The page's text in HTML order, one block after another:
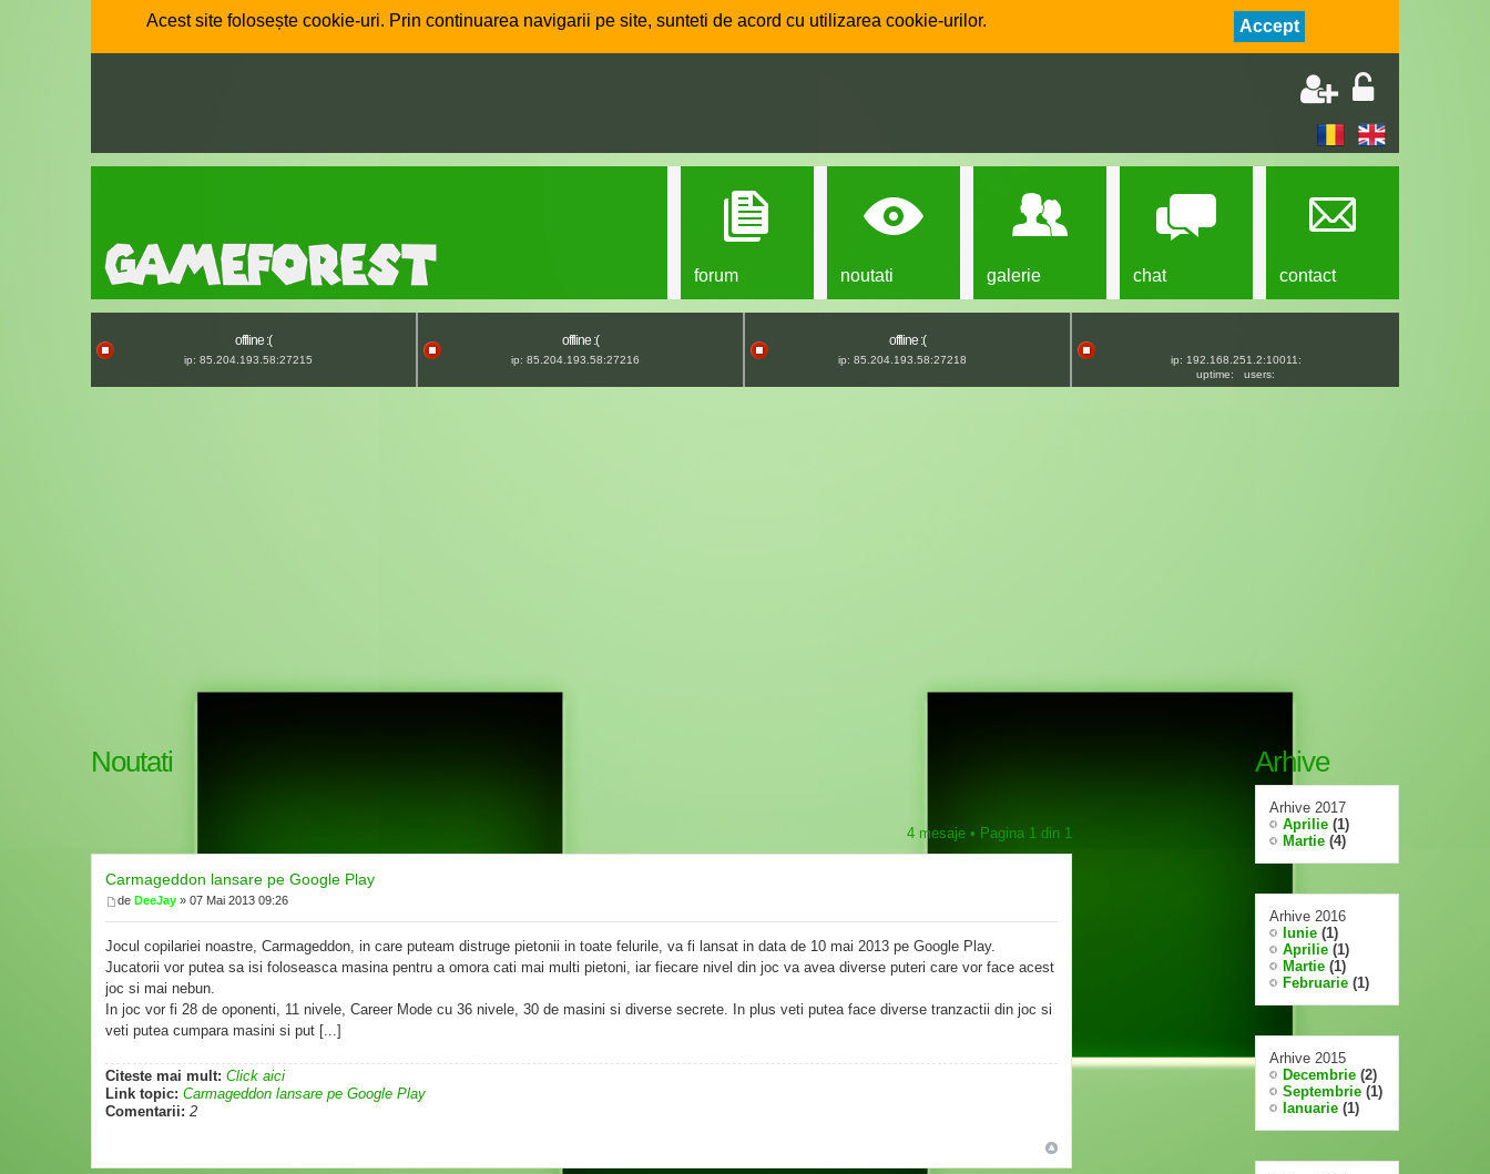
Acest site folosește cookie-uri. Prin continuarea navigarii pe site, sunteti de acord cu utilizarea cookie-urilor. Accept
forum noutati galerie chat contact
offline :(
ip: 85.204.193.58:27215
offline :(
ip: 85.204.193.58:27216
offline :(
ip: 85.204.193.58:27218
ip: 192.168.251.2:10011:
uptime:
users:
Noutati
4 mesaje • Pagina 1 din 1
Carmageddon lansare pe Google Play
de DeeJay » 07 Mai 2013 09:26
Jocul copilariei noastre, Carmageddon, in care puteam distruge pietonii in toate felurile, va fi lansat in data de 10 mai 2013 pe Google Play.
Jucatorii vor putea sa isi foloseasca masina pentru a omora cati mai multi pietoni, iar fiecare nivel din joc va avea diverse puteri care vor face acest
joc si mai nebun.
In joc vor fi 28 de oponenti, 11 nivele, Career Mode cu 36 nivele, 30 de masini si diverse secrete. In plus veti putea face diverse tranzactii din joc si
veti putea cumpara masini si put [...]
Citeste mai mult: Click aici
Link topic: Carmageddon lansare pe Google Play
Comentarii: 2
Arhive
Arhive 2017
Aprilie (1)
Martie (4)
Arhive 2016
Iunie (1)
Aprilie (1)
Martie (1)
Februarie (1)
Arhive 2015
Decembrie (2)
Septembrie (1)
Ianuarie (1)